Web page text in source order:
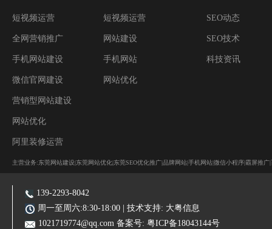
短视频运营
全网营销推广
手机网站建设
微信官网建设
营销型网站建设
网站优化
阿里装修运营
短视频运营
网站建设
手机网站
网站优化
SEO动态
SEO技术
科技资讯
主营业务:东莞网站建设|东莞网站优化|东莞SEO优化推广|品牌网站|手机网站|微信小程序|霸屏推广
139-2293-8042
周一至周六:8:30-18:00 | 技术支持: 大粤信息
1021719774@qq.com 备案号: 粤ICP备18043144号